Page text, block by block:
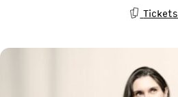
Tickets